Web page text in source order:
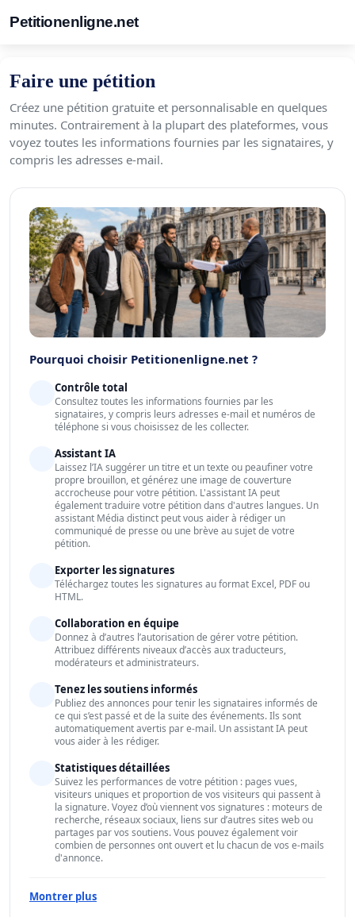
Petitionenligne.net
Faire une pétition
Créez une pétition gratuite et personnalisable en quelques
minutes. Contrairement à la plupart des plateformes, vous
voyez toutes les informations fournies par les signataires, y
compris les adresses e-mail.
Pourquoi choisir Petitionenligne.net ?
Contrôle total
Consultez toutes les informations fournies par les
signataires, y compris leurs adresses e-mail et numéros de
téléphone si vous choisissez de les collecter.
Assistant IA
Laissez l’IA suggérer un titre et un texte ou peaufiner votre
propre brouillon, et générez une image de couverture
accrocheuse pour votre pétition. L'assistant IA peut
également traduire votre pétition dans d'autres langues. Un
assistant Média distinct peut vous aider à rédiger un
communiqué de presse ou une brève au sujet de votre
pétition.
Exporter les signatures
Téléchargez toutes les signatures au format Excel, PDF ou
HTML.
Collaboration en équipe
Donnez à d’autres l’autorisation de gérer votre pétition.
Attribuez différents niveaux d’accès aux traducteurs,
modérateurs et administrateurs.
Tenez les soutiens informés
Publiez des annonces pour tenir les signataires informés de
ce qui s’est passé et de la suite des événements. Ils sont
automatiquement avertis par e-mail. Un assistant IA peut
vous aider à les rédiger.
Statistiques détaillées
Suivez les performances de votre pétition : pages vues,
visiteurs uniques et proportion de vos visiteurs qui passent à
la signature. Voyez d’où viennent vos signatures : moteurs de
recherche, réseaux sociaux, liens sur d’autres sites web ou
partages par vos soutiens. Vous pouvez également voir
combien de personnes ont ouvert et lu chacun de vos e-mails
d'annonce.
Montrer plus